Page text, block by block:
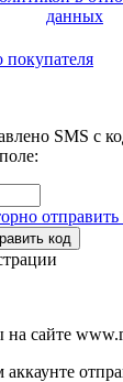
данных
покупателя
SMS с
отправить
код
на сайте